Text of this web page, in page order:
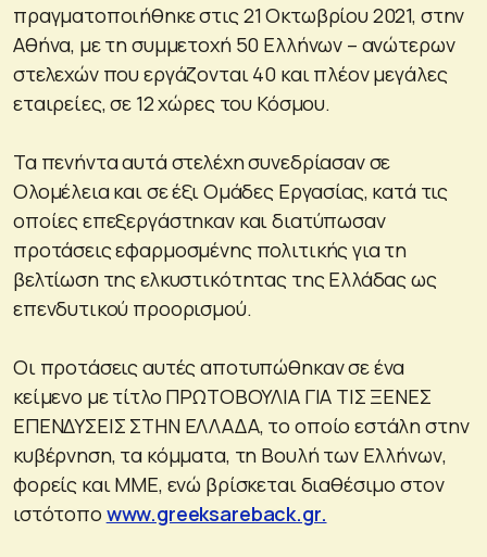
πραγματοποιήθηκε στις 21 Οκτωβρίου 2021, στην
Αθήνα, με τη συμμετοχή 50 Ελλήνων – ανώτερων
στελεχών που εργάζονται 40 και πλέον μεγάλες
εταιρείες, σε 12 χώρες του Κόσμου.
Τα πενήντα αυτά στελέχη συνεδρίασαν σε
Ολομέλεια και σε έξι Ομάδες Εργασίας, κατά τις
οποίες επεξεργάστηκαν και διατύπωσαν
προτάσεις εφαρμοσμένης πολιτικής για τη
βελτίωση της ελκυστικότητας της Ελλάδας ως
επενδυτικού προορισμού.
Οι προτάσεις αυτές αποτυπώθηκαν σε ένα
κείμενο με τίτλο ΠΡΩΤΟΒΟΥΛΙΑ ΓΙΑ ΤΙΣ ΞΕΝΕΣ
ΕΠΕΝΔΥΣΕΙΣ ΣΤΗΝ ΕΛΛΑΔΑ, το οποίο εστάλη στην
κυβέρνηση, τα κόμματα, τη Βουλή των Ελλήνων,
φορείς και ΜΜΕ, ενώ βρίσκεται διαθέσιμο στον
ιστότοπο www.greeksareback.gr.